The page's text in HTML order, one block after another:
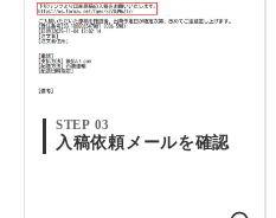
STEP 03
入稿依頼メールを確認